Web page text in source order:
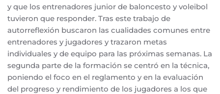
y que los entrenadores junior de baloncesto y voleibol
tuvieron que responder. Tras este trabajo de
autorreflexión buscaron las cualidades comunes entre
entrenadores y jugadores y trazaron metas
individuales y de equipo para las próximas semanas. La
segunda parte de la formación se centró en la técnica,
poniendo el foco en el reglamento y en la evaluación
del progreso y rendimiento de los jugadores a los que